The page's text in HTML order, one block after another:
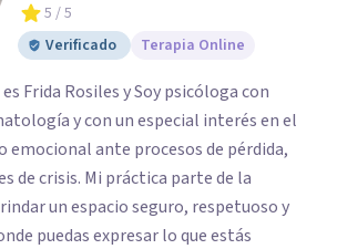
5 / 5
Verificado
Terapia Online
Frida Rosiles y Soy psicóloga con
y con un especial interés en el
ante procesos de pérdida,
de crisis. Mi práctica parte de la
un espacio seguro, respetuoso y
puedas expresar lo que estás